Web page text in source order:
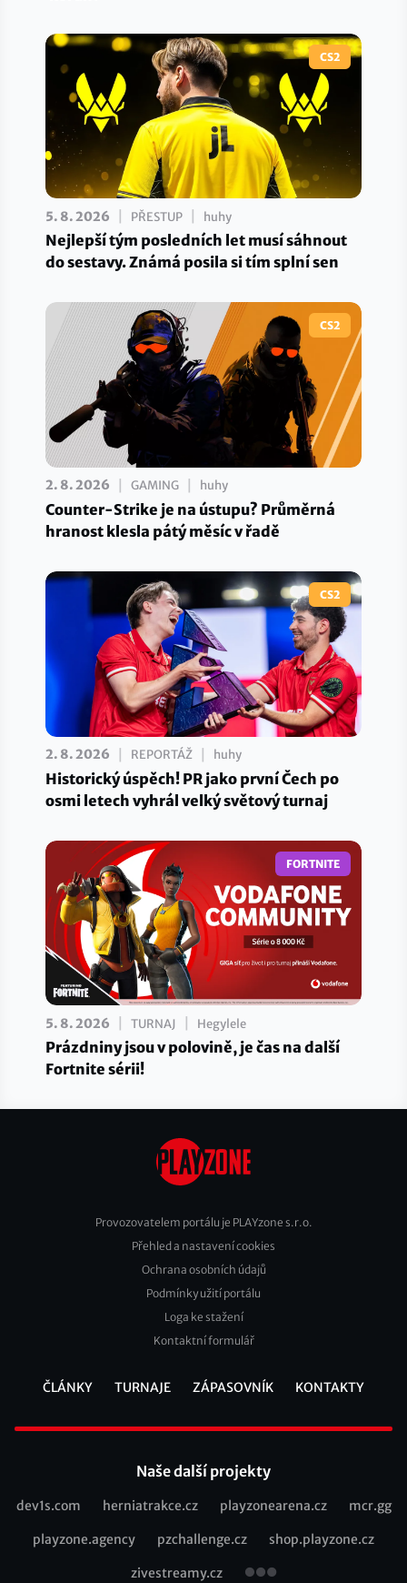
CS2
5. 8. 2026 PŘESTUP huhy
Nejlepší tým posledních let musí sáhnout
do sestavy. Známá posila si tím splní sen
CS2
2. 8. 2026 GAMING huhy
Counter-Strike je na ústupu? Průměrná
hranost klesla pátý měsíc v řadě
CS2
2. 8. 2026 REPORTÁŽ huhy
Historický úspěch! PR jako první Čech po
osmi letech vyhrál velký světový turnaj
FORTNITE
5. 8. 2026 TURNAJ Hegylele
Prázdniny jsou v polovině, je čas na další
Fortnite sérii!
Footer
Provozovatelem portálu je PLAYzone s.r.o.
Přehled a nastavení cookies
Ochrana osobních údajů
Podmínky užití portálu
Loga ke stažení
Kontaktní formulář
ČLÁNKY TURNAJE ZÁPASOVNÍK KONTAKTY
Naše další projekty
Recommended
dev1s.com herniatrakce.cz playzonearena.cz mcr.gg
playzone.agency pzchallenge.cz shop.playzone.cz
zivestreamy.cz